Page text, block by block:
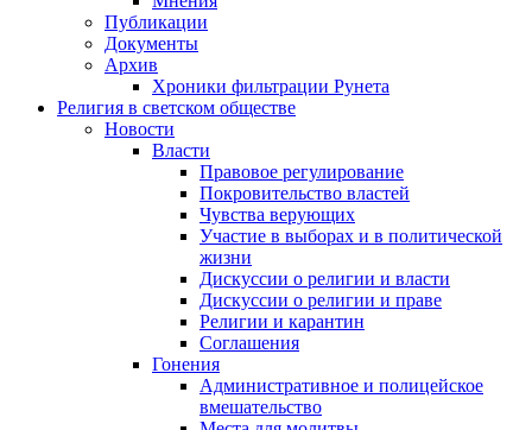
Публикации
Документы
Архив
Хроники фильтрации Рунета
Религия в светском обществе
Новости
Власти
Правовое регулирование
Покровительство властей
Чувства верующих
Участие в выборах и в политической
жизни
Дискуссии о религии и власти
Дискуссии о религии и праве
Религии и карантин
Соглашения
Гонения
Административное и полицейское
вмешательство